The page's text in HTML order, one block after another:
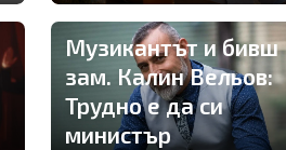
Музикантът и бивш
зам. Калин Вельов:
Трудно е да си
министър